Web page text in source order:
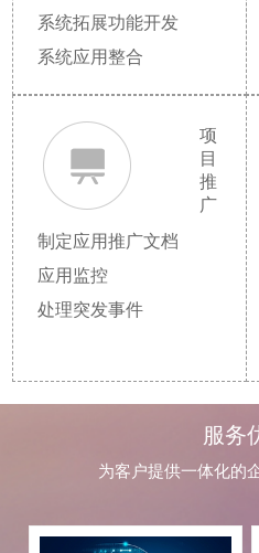
系统拓展功能开发
系统应用整合
项
目
推
广
制定应用推广文档
应用监控
处理突发事件
服务
为客户提供一体化的